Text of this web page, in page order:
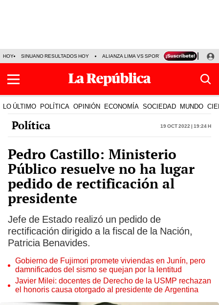
HOY SINUANO RESULTADOS HOY ALIANZA LIMA VS SPORT BOYS JORGE
LO ÚLTIMO POLÍTICA OPINIÓN ECONOMÍA SOCIEDAD MUNDO
Política 19 Oct 2022 | 19:24 h
Pedro Castillo: Ministerio
Público resuelve no ha lugar
pedido de rectificación al
presidente
Jefe de Estado realizó un pedido de
rectificación dirigido a la fiscal de la Nación,
Patricia Benavides.
Gobierno de Fujimori promete viviendas en Junín, pero
damnificados del sismo se quejan por la lentitud
Javier Milei: docentes de Derecho de la USMP rechazan
el honoris causa otorgado al presidente de Argentina